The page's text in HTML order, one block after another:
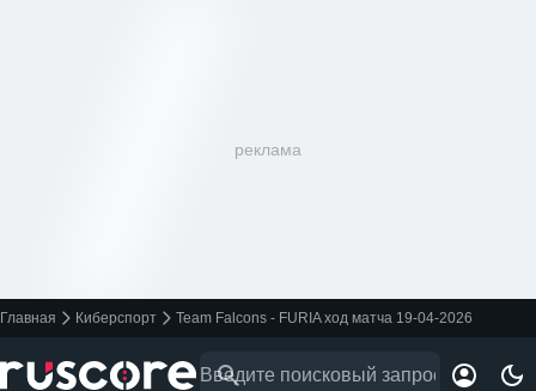
реклама
Главная Киберспорт Team Falcons - FURIA ход матча 19-04-2026